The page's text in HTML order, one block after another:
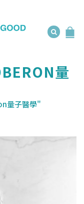
量
量子醫學"